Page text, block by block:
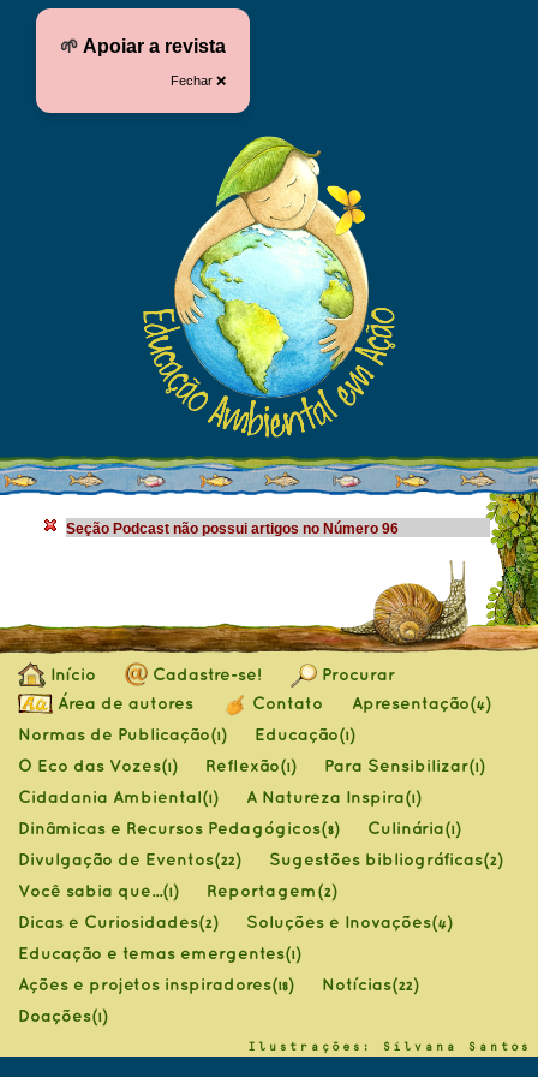
🌱 Apoiar a revista
Fechar ❌
Seção Podcast não possui artigos no Número 96
Início Cadastre-se!
Procurar
Área de autores
Contato Apresentação(4)
Normas de Publicação(1) Educação(1)
O Eco das Vozes(1) Reflexão(1) Para Sensibilizar(1)
Cidadania Ambiental(1) A Natureza Inspira(1)
Dinâmicas e Recursos Pedagógicos(8) Culinária(1)
Divulgação de Eventos(22) Sugestões bibliográficas(2)
Você sabia que...(1) Reportagem(2)
Dicas e Curiosidades(2) Soluções e Inovações(4)
Educação e temas emergentes(1)
Ações e projetos inspiradores(18) Notícias(22)
Doações(1)
Ilustrações: Silvana Santos